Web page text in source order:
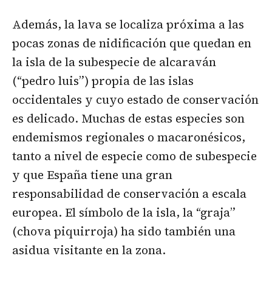
Además, la lava se localiza próxima a las
pocas zonas de nidificación que quedan en
la isla de la subespecie de alcaraván
(“pedro luis”) propia de las islas
occidentales y cuyo estado de conservación
es delicado. Muchas de estas especies son
endemismos regionales o macaronésicos,
tanto a nivel de especie como de subespecie
y que España tiene una gran
responsabilidad de conservación a escala
europea. El símbolo de la isla, la “graja”
(chova piquirroja) ha sido también una
asidua visitante en la zona.